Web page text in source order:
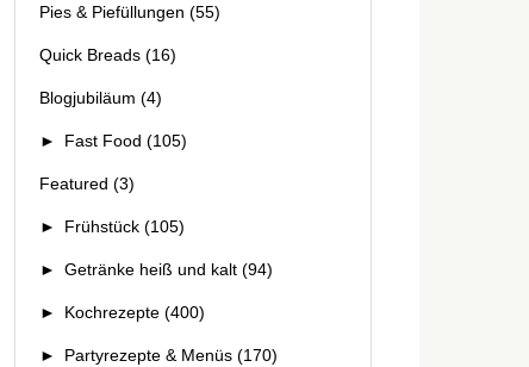
Pies & Piefüllungen (55)
Quick Breads (16)
Blogjubiläum (4)
► Fast Food (105)
Featured (3)
► Frühstück (105)
► Getränke heiß und kalt (94)
► Kochrezepte (400)
► Partyrezepte & Menüs (170)